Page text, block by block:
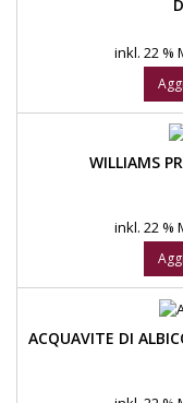
inkl. 22 %
WILLIAMS
inkl. 22 %
ACQUAVITE DI